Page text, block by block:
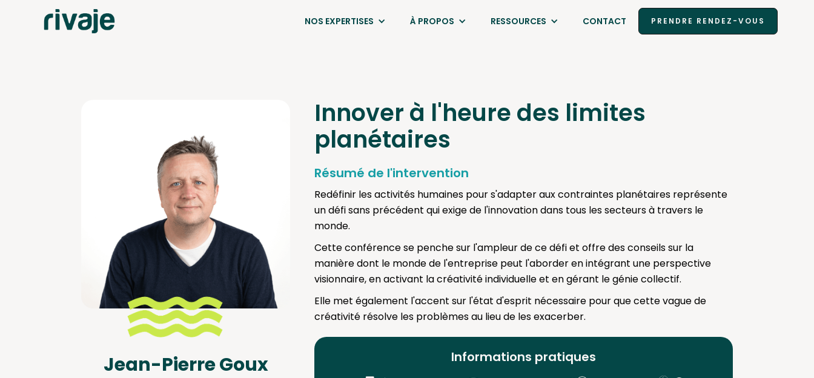
NOS EXPERTISES À PROPOS RESSOURCES CONTACT PRENDRE RENDEZ-VOUS
Jean-Pierre Goux
Innover à l'heure des limites
planétaires
Résumé de l'intervention
Redéfinir les activités humaines pour s'adapter aux contraintes planétaires représente
un défi sans précédent qui exige de l'innovation dans tous les secteurs à travers le
monde.
Cette conférence se penche sur l'ampleur de ce défi et offre des conseils sur la
manière dont le monde de l'entreprise peut l'aborder en intégrant une perspective
visionnaire, en activant la créativité individuelle et en gérant le génie collectif.
Elle met également l'accent sur l'état d'esprit nécessaire pour que cette vague de
créativité résolve les problèmes au lieu de les exacerber.
Informations pratiques